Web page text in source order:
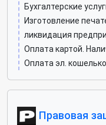
Бухгалтерские
Изготовление
ликвидация
Оплата картой.
Оплата эл.
Правовая